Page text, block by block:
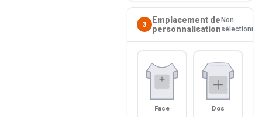
3
Emplacement de
personnalisation
Non
sélectionné
Face Dos